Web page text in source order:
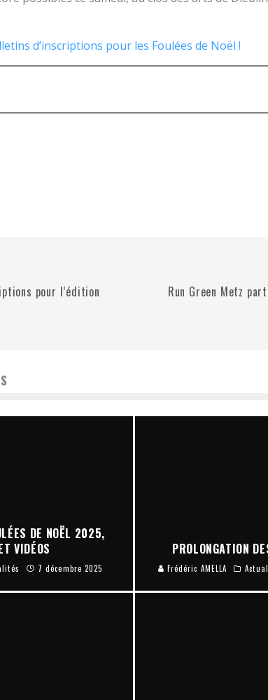
d’inscriptions pour les Foulées de Noël !
pour l’édition
Run Green Metz
DE NOËL 2025,
VIDÉOS
7 décembre 2025
PROLONGATION
Frédéric AMELLA